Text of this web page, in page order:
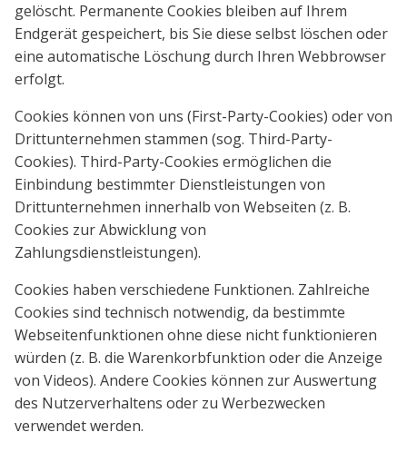
gelöscht. Permanente Cookies bleiben auf Ihrem
Endgerät gespeichert, bis Sie diese selbst löschen oder
eine automatische Löschung durch Ihren Webbrowser
erfolgt.
Cookies können von uns (First-Party-Cookies) oder von
Drittunternehmen stammen (sog. Third-Party-
Cookies). Third-Party-Cookies ermöglichen die
Einbindung bestimmter Dienstleistungen von
Drittunternehmen innerhalb von Webseiten (z. B.
Cookies zur Abwicklung von
Zahlungsdienstleistungen).
Cookies haben verschiedene Funktionen. Zahlreiche
Cookies sind technisch notwendig, da bestimmte
Webseitenfunktionen ohne diese nicht funktionieren
würden (z. B. die Warenkorbfunktion oder die Anzeige
von Videos). Andere Cookies können zur Auswertung
des Nutzerverhaltens oder zu Werbezwecken
verwendet werden.